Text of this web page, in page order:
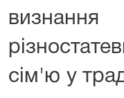
сім'ю у